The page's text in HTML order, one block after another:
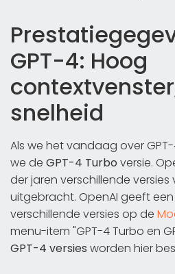
GPT-4: Hoog
snelheid
Als we het vandaag over
we de GPT-4 Turbo versie.
der jaren verschillende versies
uitgebracht. OpenAI geeft
verschillende versies op de
menu-item "GPT-4 Turbo en
GPT-4 versies worden hier